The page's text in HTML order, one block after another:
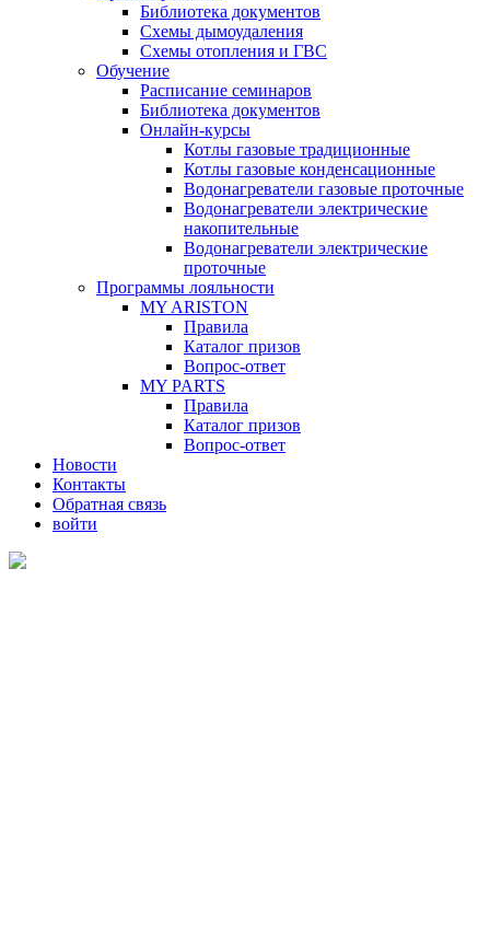
Библиотека документов
Схемы дымоудаления
Схемы отопления и ГВС
Обучение
Расписание семинаров
Библиотека документов
Онлайн-курсы
Котлы газовые традиционные
Котлы газовые конденсационные
Водонагреватели газовые проточные
Водонагреватели электрические
накопительные
Водонагреватели электрические
проточные
Программы лояльности
MY ARISTON
Правила
Каталог призов
Вопрос-ответ
MY PARTS
Правила
Каталог призов
Вопрос-ответ
Новости
Контакты
Обратная связь
войти